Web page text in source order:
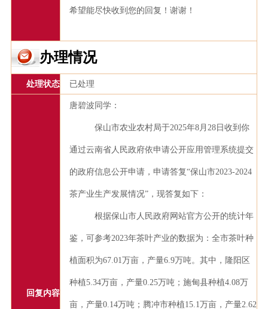
希望能尽快收到您的回复！谢谢！
办理情况
处理状态 已处理
回复内容
唐碧波同学：
保山市农业农村局于2025年8 月 28日收到你
通过云南省人民政府依申请公开应用管理系统提交
的政府信息公开申请，申请答复“保山市2023-2024
茶产业生产发展情况”，现答复如下：
根据保山市人民政府网站官方公开的统计年
鉴，可参考2023年茶叶产业的数据为：全市茶叶种
植面积为67.01万亩，产量6.9万吨。其中，隆阳区
种植5.34万亩，产量0.25万吨；施甸县种植4.08万
亩，产量0.14万吨；腾冲市种植15.1万亩，产量2.62